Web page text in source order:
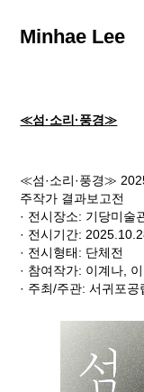
Minhae Lee
≪섬·소리·풍경≫
≪섬·소리·풍경≫
주작가 결과보고전
· 전시장소: 기당미술
· 전시기간:
· 전시형태: 단체전
· 참여작가: 이계나,
· 주최/주관: 서귀포